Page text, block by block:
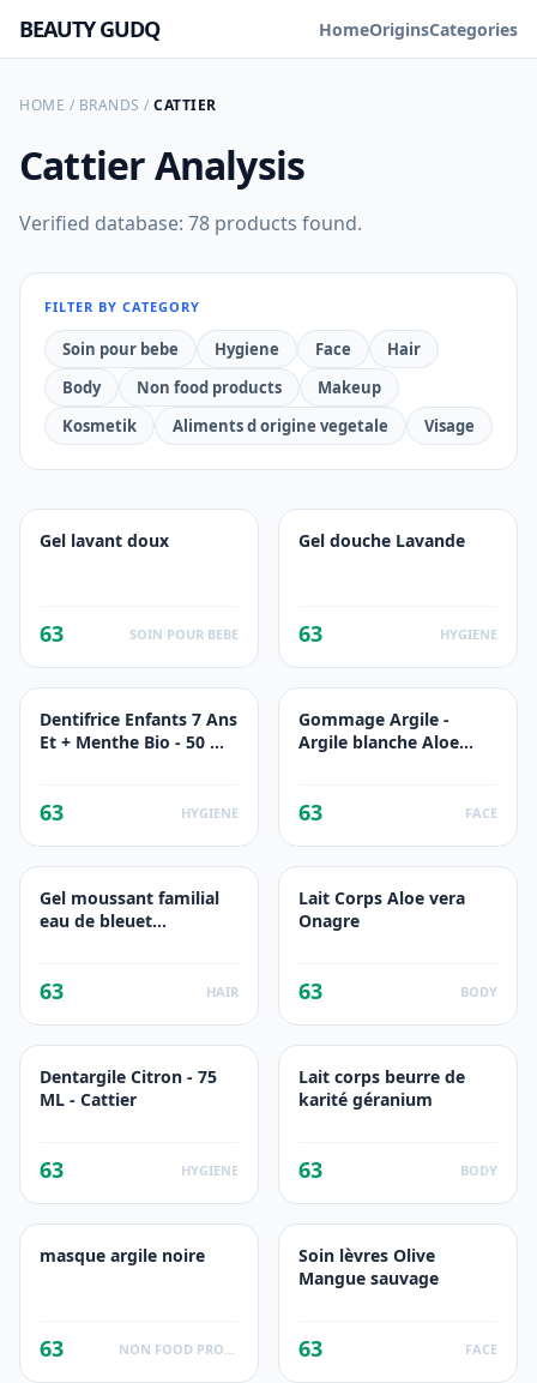
BEAUTY GUDQ HomeOriginsCategories
HOME / BRANDS / CATTIER
CattierAnalysis
Verified database: 78 products found.
FILTER BY CATEGORY
Soin pour bebe Hygiene Face
Hair
Body
Non food products
Makeup
Kosmetik
Aliments d origine vegetale Visage
Gel lavant doux
63 SOIN POUR BEBE
Gel douche Lavande
63 HYGIENE
Dentifrice Enfants 7 Ans
Et + Menthe Bio - 50 ML
63 HYGIENE
Gommage Argile -
Argile blanche Aloe
63 FACE
Gel moussant familial
eau de bleuet
63 HAIR
Lait Corps Aloe vera
Onagre
63 BODY
Dentargile Citron - 75
ML - Cattier
63 HYGIENE
Lait corps beurre de
karité géranium
63 BODY
masque argile noire
63
Soin lèvres Olive
Mangue sauvage
63 FACE